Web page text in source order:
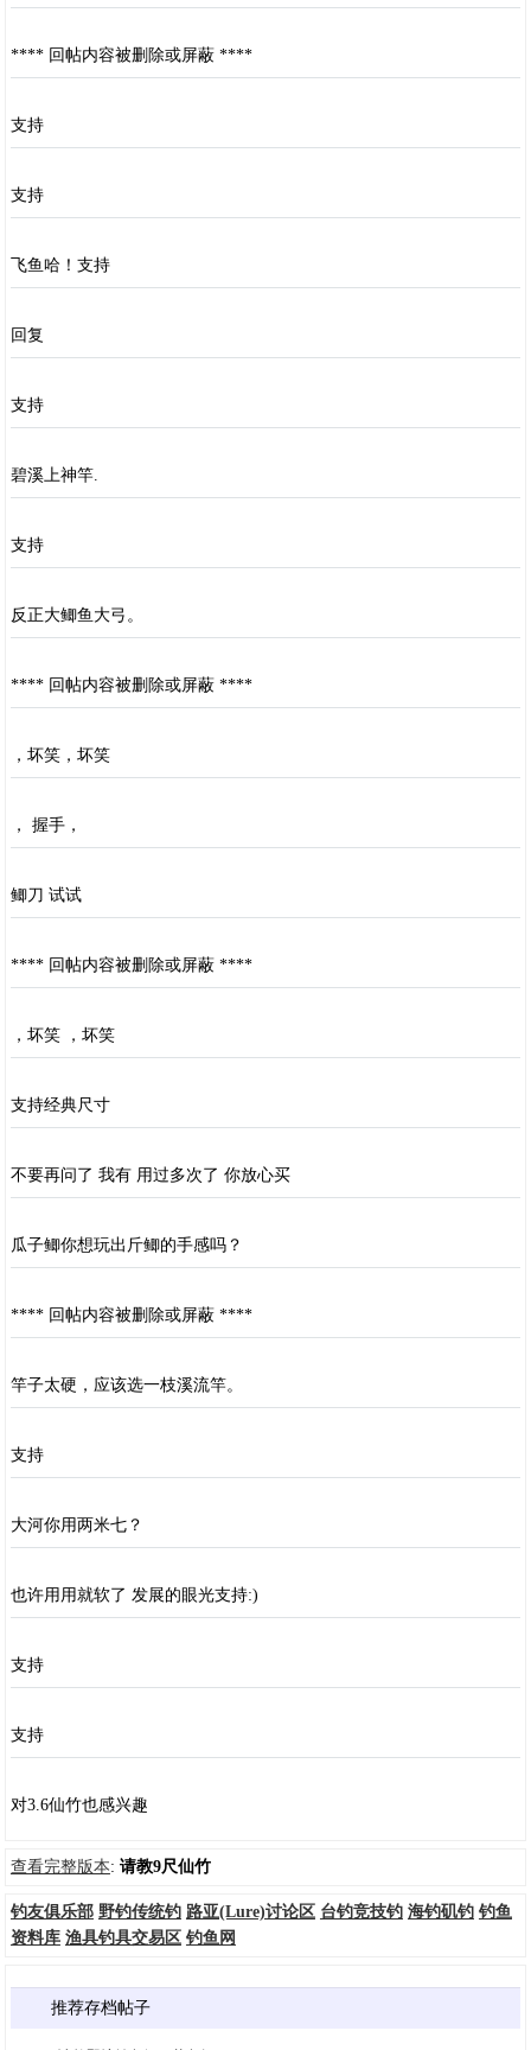
**** 回帖内容被删除或屏蔽 ****
支持
支持
飞鱼哈！支持
回复
支持
碧溪上神竿.
支持
反正大鲫鱼大弓。
**** 回帖内容被删除或屏蔽 ****
，坏笑，坏笑
， 握手，
鲫刀 试试
**** 回帖内容被删除或屏蔽 ****
，坏笑 ，坏笑
支持经典尺寸
不要再问了 我有 用过多次了 你放心买
瓜子鲫你想玩出斤鲫的手感吗？
**** 回帖内容被删除或屏蔽 ****
竿子太硬，应该选一枝溪流竿。
支持
大河你用两米七？
也许用用就软了 发展的眼光支持:)
支持
支持
对3.6仙竹也感兴趣
查看完整版本: 请教9尺仙竹
钓友俱乐部 野钓传统钓 路亚(Lure)讨论区 台钓竞技钓 海钓矶钓 钓鱼
资料库 渔具钓具交易区 钓鱼网
推荐存档帖子